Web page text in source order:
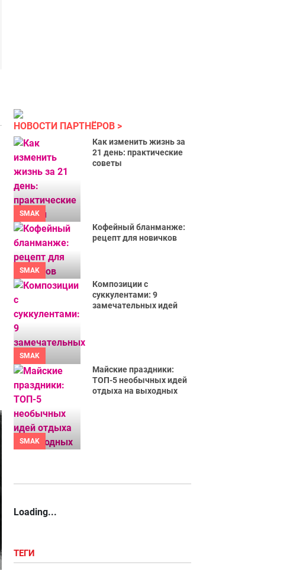
НОВОСТИ ПАРТНЁРОВ
SMAK
Как изменить жизнь за
21 день: практические
советы
SMAK
Кофейный бланманже:
рецепт для новичков
SMAK
Композиции с
суккулентами: 9
замечательных идей
SMAK
Майские праздники:
ТОП-5 необычных идей
отдыха на выходных
Loading...
ТЕГИ